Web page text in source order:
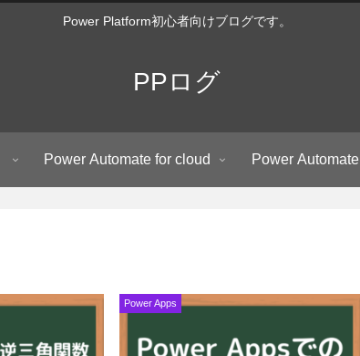
Power Platform初心者向けブログです。
PPログ
Power Automate for cloud Power
Power Apps